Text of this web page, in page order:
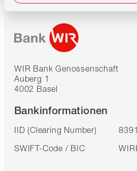
WIR Bank Genossenschaft
Auberg 1
4002 Basel
Bankinformationen
IID (Clearing Number)
8391
SWIFT-Code / BIC